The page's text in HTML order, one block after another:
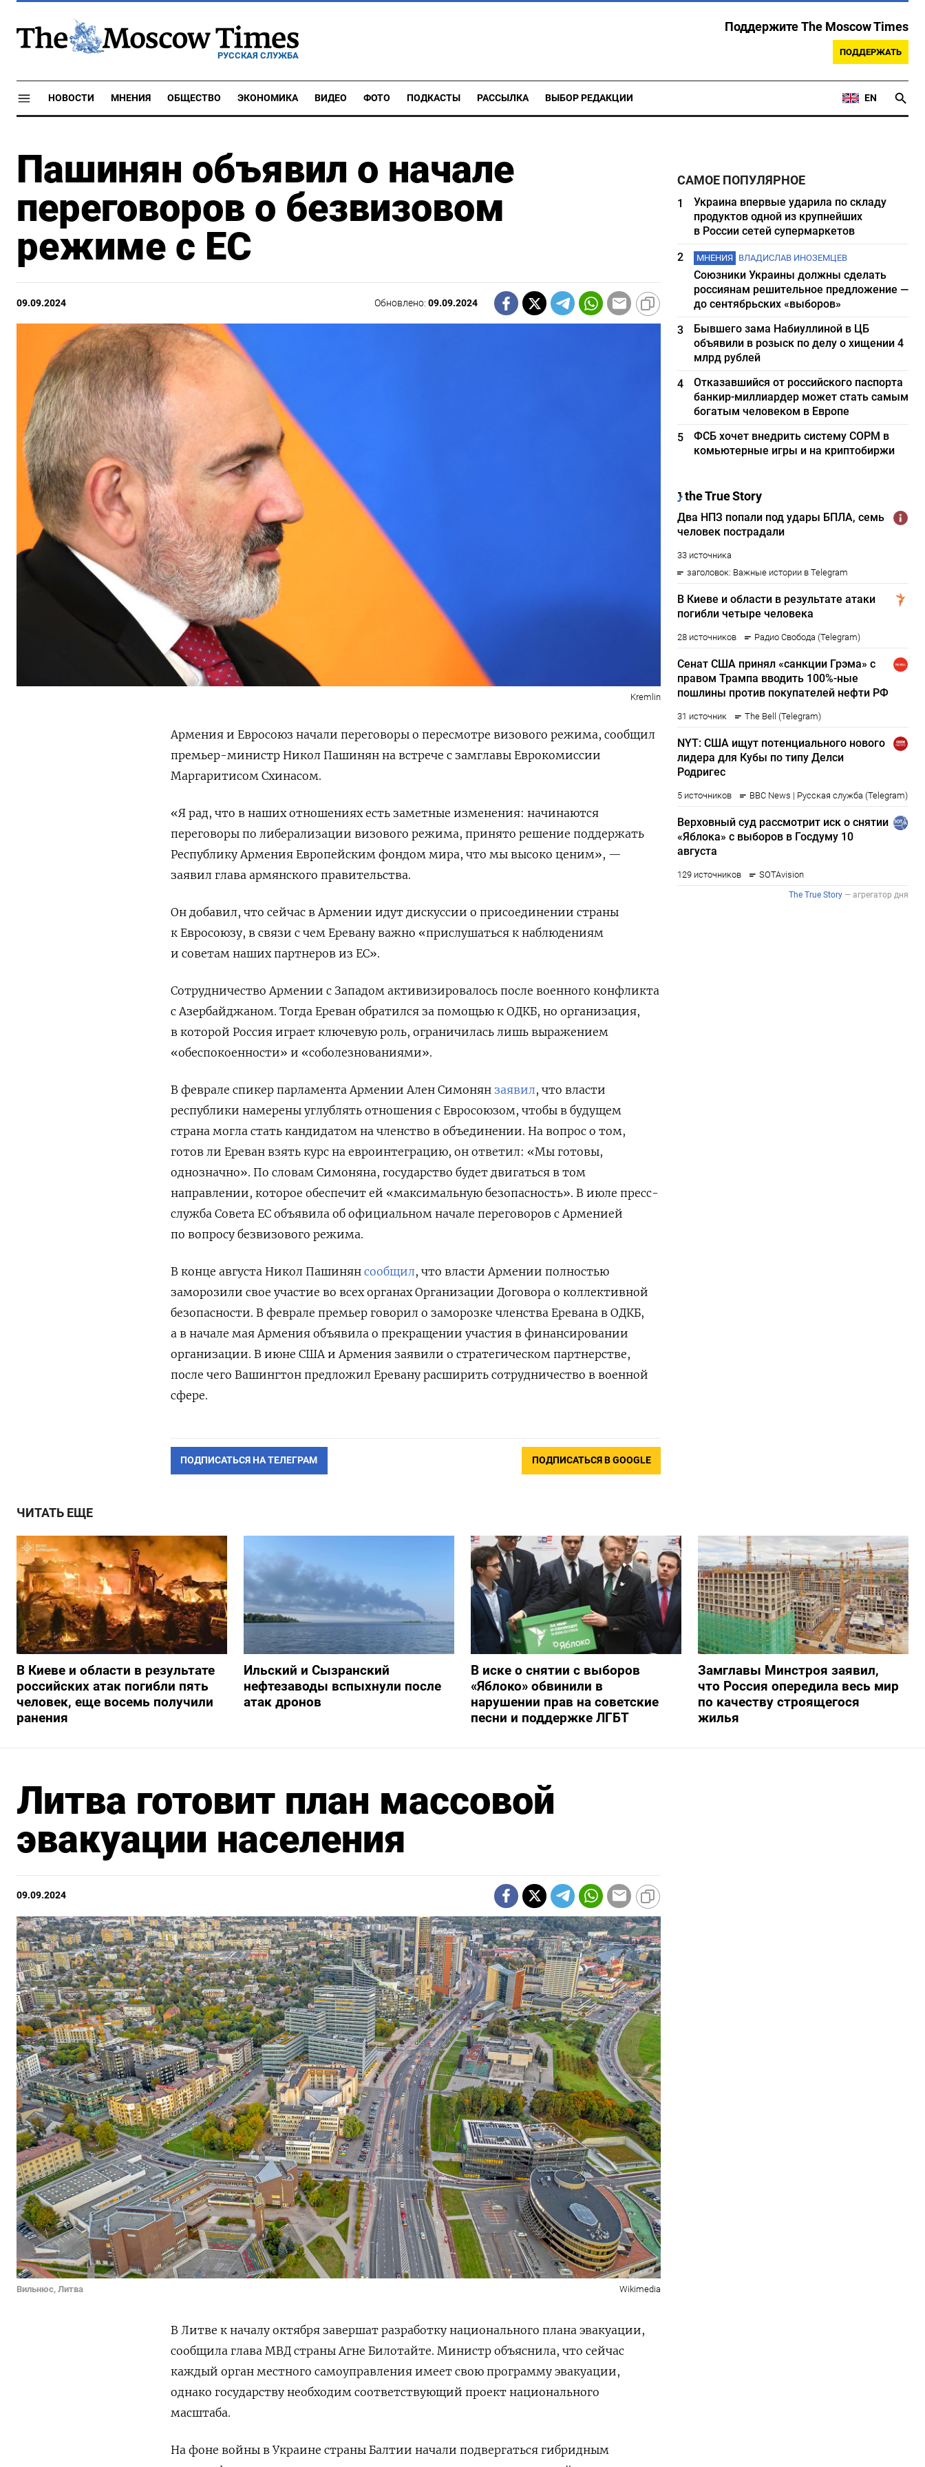
РУССКАЯ СЛУЖБА
Поддержите The Moscow Times
ПОДДЕРЖАТЬ
НОВОСТИ МНЕНИЯ ОБЩЕСТВО ЭКОНОМИКА ВИДЕО ФОТО ПОДКАСТЫ РАССЫЛКА ВЫБОР РЕДАКЦИИ EN
Пашинян объявил о начале
переговоров о безвизовом
режиме с ЕС
09.09.2024 Обновлено:09.09.2024
Kremlin
Армения и Евросоюз начали переговоры о пересмотре визового режима, сообщил
премьер-министр Никол Пашинян на встрече с замглавы Еврокомиссии
Маргаритисом Схинасом.
«Я рад, что в наших отношениях есть заметные изменения: начинаются
переговоры по либерализации визового режима, принято решение поддержать
Республику Армения Европейским фондом мира, что мы высоко ценим», —
заявил глава армянского правительства.
Он добавил, что сейчас в Армении идут дискуссии о присоединении страны
к Евросоюзу, в связи с чем Еревану важно «прислушаться к наблюдениям
и советам наших партнеров из ЕС».
Сотрудничество Армении с Западом активизировалось после военного конфликта
с Азербайджаном. Тогда Ереван обратился за помощью к ОДКБ, но организация,
в которой Россия играет ключевую роль, ограничилась лишь выражением
«обеспокоенности» и «соболезнованиями».
В феврале спикер парламента Армении Ален Симонян заявил, что власти
республики намерены углублять отношения с Евросоюзом, чтобы в будущем
страна могла стать кандидатом на членство в объединении. На вопрос о том,
готов ли Ереван взять курс на евроинтеграцию, он ответил: «Мы готовы,
однозначно». По словам Симоняна, государство будет двигаться в том
направлении, которое обеспечит ей «максимальную безопасность». В июле пресс-
служба Совета ЕС объявила об официальном начале переговоров с Арменией
по вопросу безвизового режима.
В конце августа Никол Пашинян сообщил, что власти Армении полностью
заморозили свое участие во всех органах Организации Договора о коллективной
безопасности. В феврале премьер говорил о заморозке членства Еревана в ОДКБ,
а в начале мая Армения объявила о прекращении участия в финансировании
организации. В июне США и Армения заявили о стратегическом партнерстве,
после чего Вашингтон предложил Еревану расширить сотрудничество в военной
сфере.
ПОДПИСАТЬСЯ НА ТЕЛЕГРАМ ПОДПИСАТЬСЯ В GOOGLE
САМОЕ ПОПУЛЯРНОЕ
1
Украина впервые ударила по складу
продуктов одной из крупнейших
в России сетей супермаркетов
2
МНЕНИЯ ВЛАДИСЛАВ ИНОЗЕМЦЕВ
Союзники Украины должны сделать
россиянам решительное предложение —
до сентябрьских «выборов»
3
Бывшего зама Набиуллиной в ЦБ
объявили в розыск по делу о хищении 4
млрд рублей
4
Отказавшийся от российского паспорта
банкир-миллиардер может стать самым
богатым человеком в Европе
5
ФСБ хочет внедрить систему СОРМ в
комьютерные игры и на криптобиржи
ЧИТАТЬ ЕЩЕ
В Киеве и области в результате
российских атак погибли пять
человек, еще восемь получили
ранения
Ильский и Сызранский
нефтезаводы вспыхнули после
атак дронов
В иске о снятии с выборов
«Яблоко» обвинили в
нарушении прав на советские
песни и поддержке ЛГБТ
Замглавы Минстроя заявил,
что Россия опередила весь мир
по качеству строящегося
жилья
Литва готовит план массовой
эвакуации населения
09.09.2024
Вильнюс, Литва Wikimedia
В Литве к началу октября завершат разработку национального плана эвакуации,
сообщила глава МВД страны Агне Билотайте. Министр объяснила, что сейчас
каждый орган местного самоуправления имеет свою программу эвакуации,
однако государству необходим соответствующий проект национального
масштаба.
На фоне войны в Украине страны Балтии начали подвергаться гибридным